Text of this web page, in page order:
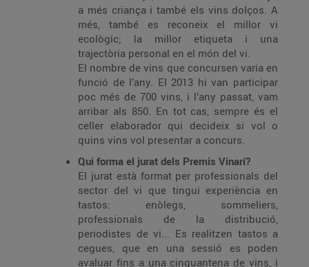
a més criança i també els vins dolços. A
més, també es reconeix el millor vi
ecològic; la millor etiqueta i una
trajectòria personal en el món del vi.
El nombre de vins que concursen varia en
funció de l’any. El 2013 hi van participar
poc més de 700 vins, i l’any passat, vam
arribar als 850. En tot cas, sempre és el
celler elaborador qui decideix si vol o
quins vins vol presentar a concurs.
Qui forma el jurat dels Premis Vinari?
El jurat està format per professionals del
sector del vi que tingui experiència en
tastos: enòlegs, sommeliers,
professionals de la distribució,
periodistes de vi... Es realitzen tastos a
cegues, que en una sessió es poden
avaluar fins a una cinquantena de vins, i